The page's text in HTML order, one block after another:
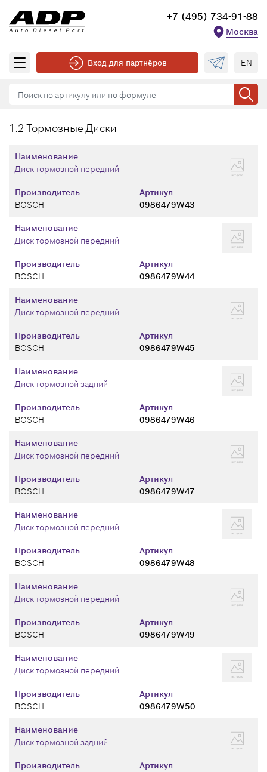
+7 (495) 734-91-88
Москва
Вход для партнёров EN
1.2 Тормозные Диски
Производитель
BOSCH
Артикул
0986479W43
Наименование
Диск тормозной передний
Производитель
BOSCH
Артикул
0986479W44
Наименование
Диск тормозной передний
Производитель
BOSCH
Артикул
0986479W45
Наименование
Диск тормозной передний
Производитель
BOSCH
Артикул
0986479W46
Наименование
Диск тормозной задний
Производитель
BOSCH
Артикул
0986479W47
Наименование
Диск тормозной передний
Производитель
BOSCH
Артикул
0986479W48
Наименование
Диск тормозной передний
Производитель
BOSCH
Артикул
0986479W49
Наименование
Диск тормозной передний
Производитель
BOSCH
Артикул
0986479W50
Наименование
Диск тормозной передний
Производитель
Артикул
Наименование
Диск тормозной задний